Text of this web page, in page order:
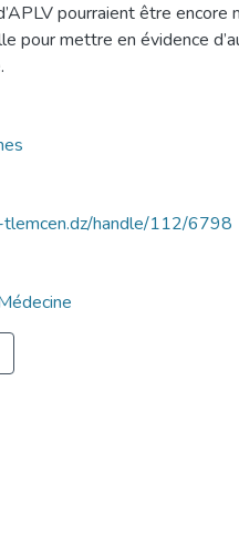
pourraient être encore
pour mettre en évidence
tlemcen.dz/handle/112/6798